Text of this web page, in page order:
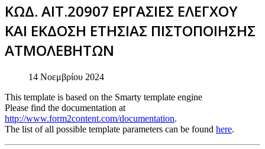
ΚΩΔ. ΑΙΤ.20907 ΕΡΓΑΣΙΕΣ ΕΛΕΓΧΟΥ
ΚΑΙ ΕΚΔΟΣΗ ΕΤΗΣΙΑΣ ΠΙΣΤΟΠΟΙΗΣΗΣ
ΑΤΜΟΛΕΒΗΤΩΝ
14 Νοεμβρίου 2024
This template is based on the Smarty template engine
Please find the documentation at
http://www.form2content.com/documentation.
The list of all possible template parameters can be found here.